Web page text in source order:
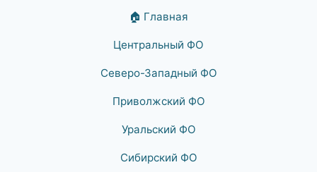
🏠 Главная
Центральный ФО
Северо-Западный ФО
Приволжский ФО
Уральский ФО
Сибирский ФО